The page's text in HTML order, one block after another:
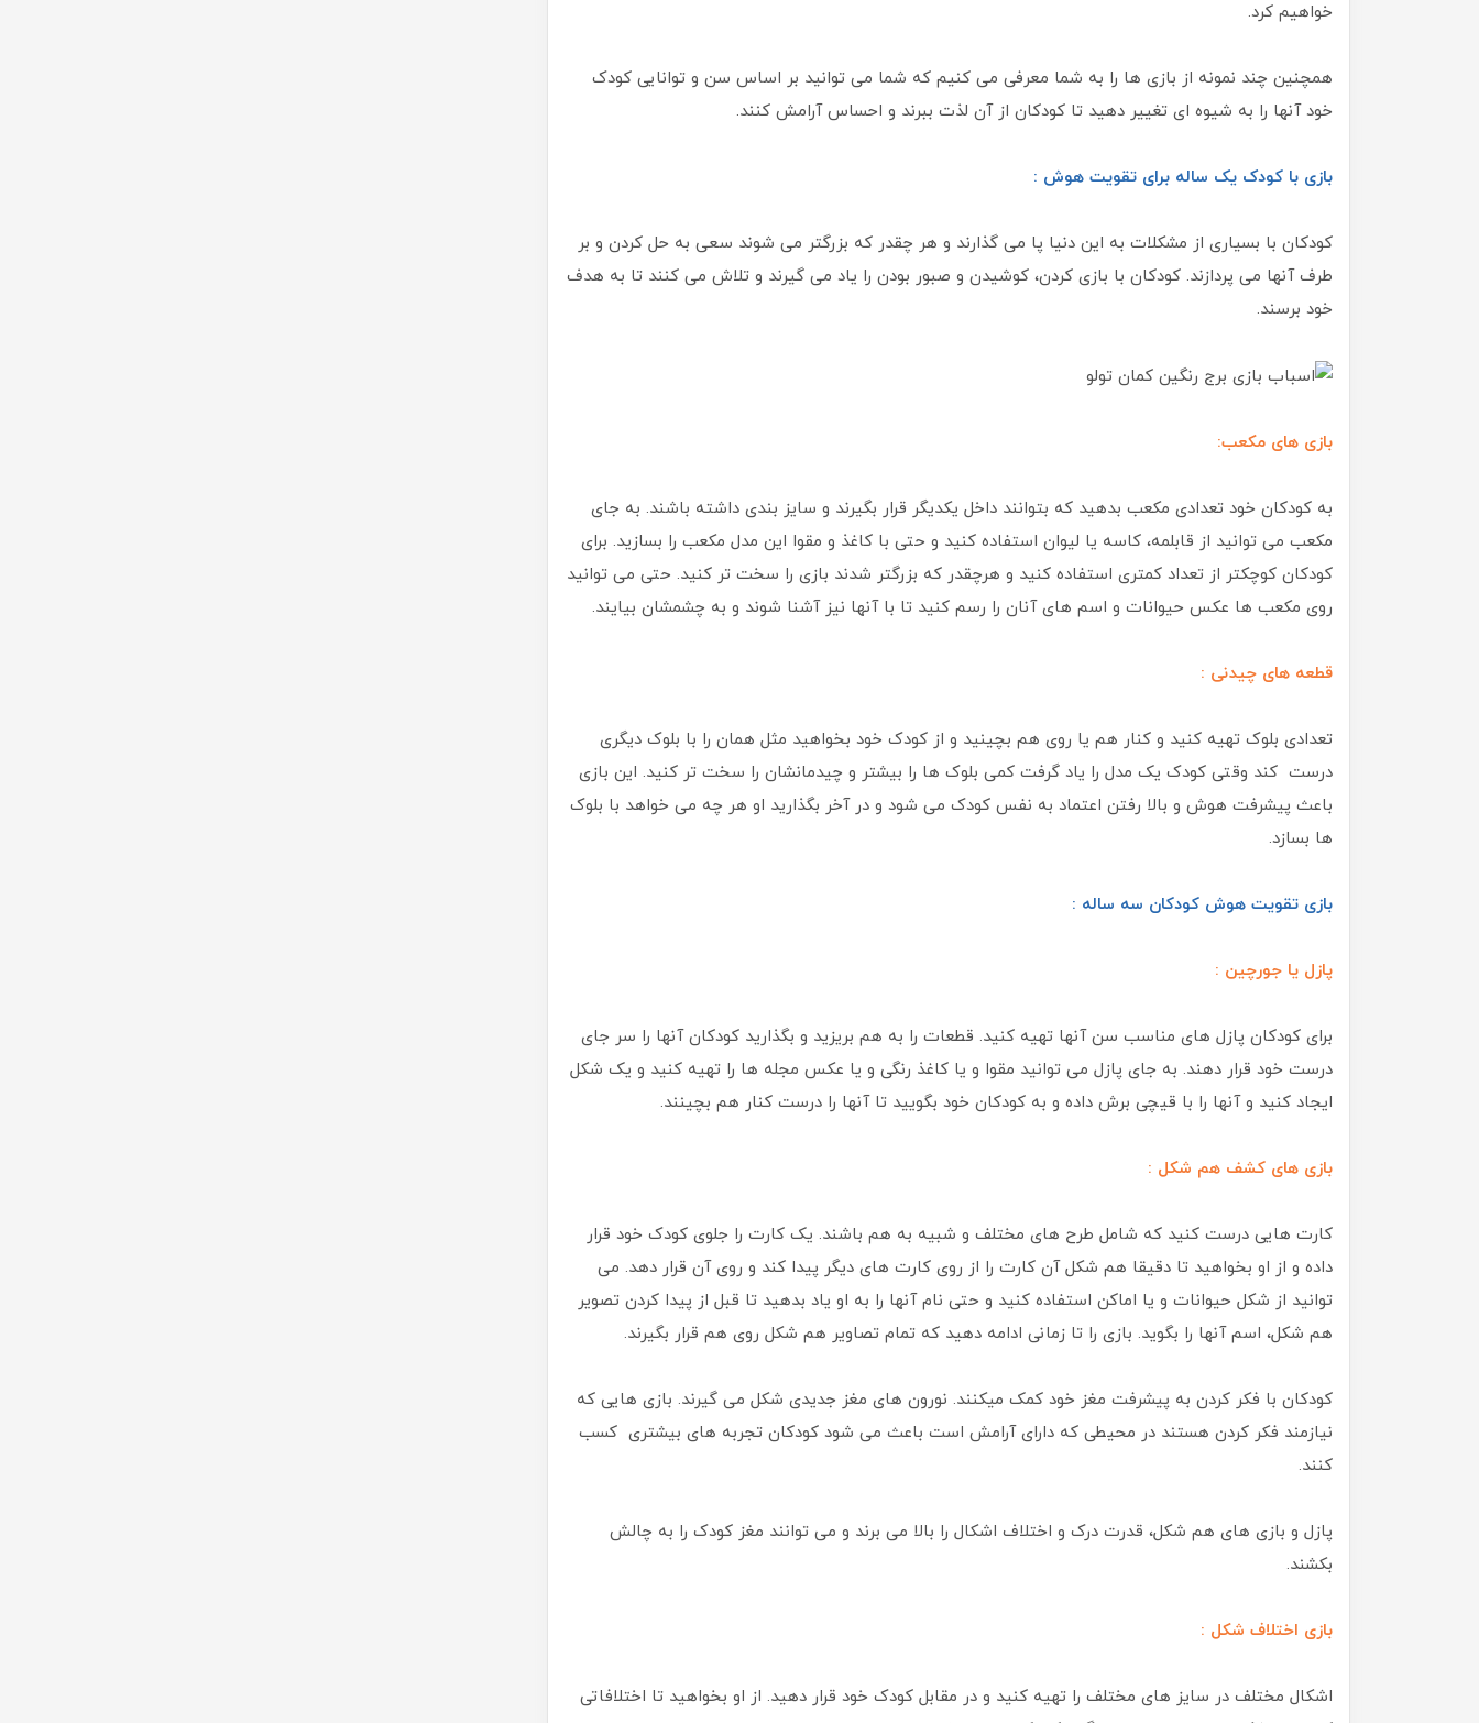
خواهیم کرد.
همچنین چند نمونه از بازی ها را به شما معرفی می کنیم که شما می توانید بر اساس سن و توانایی کودک
خود آنها را به شیوه ای تغییر دهید تا کودکان از آن لذت ببرند و احساس آرامش کنند.
بازی با کودک یک ساله برای تقویت هوش :
کودکان با بسیاری از مشکلات به این دنیا پا می گذارند و هر چقدر که بزرگتر می شوند سعی به حل کردن و بر
طرف آنها می پردازند. کودکان با بازی کردن، کوشیدن و صبور بودن را یاد می گیرند و تلاش می کنند تا به هدف
خود برسند.
بازی های مکعب:
به کودکان خود تعدادی مکعب بدهید که بتوانند داخل یکدیگر قرار بگیرند و سایز بندی داشته باشند. به جای
مکعب می توانید از قابلمه، کاسه یا لیوان استفاده کنید و حتی با کاغذ و مقوا این مدل مکعب را بسازید. برای
کودکان کوچکتر از تعداد کمتری استفاده کنید و هرچقدر که بزرگتر شدند بازی را سخت تر کنید. حتی می توانید
روی مکعب ها عکس حیوانات و اسم های آنان را رسم کنید تا با آنها نیز آشنا شوند و به چشمشان بیایند.
قطعه های چیدنی :
تعدادی بلوک تهیه کنید و کنار هم یا روی هم بچینید و از کودک خود بخواهید مثل همان را با بلوک دیگری
درست کند وقتی کودک یک مدل را یاد گرفت کمی بلوک ها را بیشتر و چیدمانشان را سخت تر کنید. این بازی
باعث پیشرفت هوش و بالا رفتن اعتماد به نفس کودک می شود و در آخر بگذارید او هر چه می خواهد با بلوک
ها بسازد.
بازی تقویت هوش کودکان سه ساله :
پازل یا جورچین :
برای کودکان پازل های مناسب سن آنها تهیه کنید. قطعات را به هم بریزید و بگذارید کودکان آنها را سر جای
درست خود قرار دهند. به جای پازل می توانید مقوا و یا کاغذ رنگی و یا عکس مجله ها را تهیه کنید و یک شکل
ایجاد کنید و آنها را با قیچی برش داده و به کودکان خود بگویید تا آنها را درست کنار هم بچینند.
بازی های کشف هم شکل :
کارت هایی درست کنید که شامل طرح های مختلف و شبیه به هم باشند. یک کارت را جلوی کودک خود قرار
داده و از او بخواهید تا دقیقا هم شکل آن کارت را از روی کارت های دیگر پیدا کند و روی آن قرار دهد. می
توانید از شکل حیوانات و یا اماکن استفاده کنید و حتی نام آنها را به او یاد بدهید تا قبل از پیدا کردن تصویر
هم شکل، اسم آنها را بگوید. بازی را تا زمانی ادامه دهید که تمام تصاویر هم شکل روی هم قرار بگیرند.
کودکان با فکر کردن به پیشرفت مغز خود کمک میکنند. نورون های مغز جدیدی شکل می گیرند. بازی هایی که
نیازمند فکر کردن هستند در محیطی که دارای آرامش است باعث می شود کودکان تجربه های بیشتری کسب
کنند.
پازل و بازی های هم شکل، قدرت درک و اختلاف اشکال را بالا می برند و می توانند مغز کودک را به چالش
بکشند.
بازی اختلاف شکل :
اشکال مختلف در سایز های مختلف را تهیه کنید و در مقابل کودک خود قرار دهید. از او بخواهید تا اختلافاتی